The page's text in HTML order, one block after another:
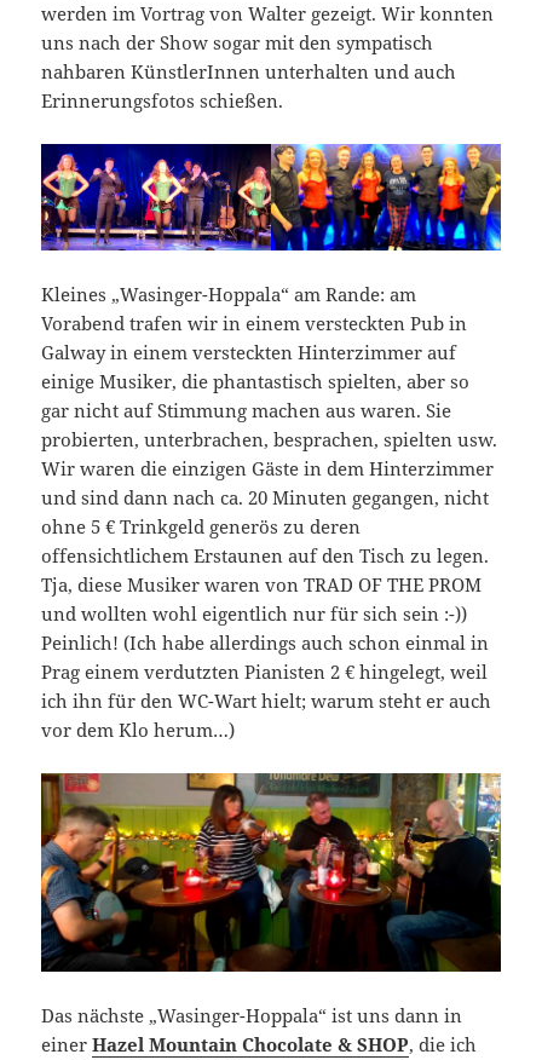
werden im Vortrag von Walter gezeigt. Wir konnten
uns nach der Show sogar mit den sympatisch
nahbaren KünstlerInnen unterhalten und auch
Erinnerungsfotos schießen.
Kleines „Wasinger-Hoppala“ am Rande: am
Vorabend trafen wir in einem versteckten Pub in
Galway in einem versteckten Hinterzimmer auf
einige Musiker, die phantastisch spielten, aber so
gar nicht auf Stimmung machen aus waren. Sie
probierten, unterbrachen, besprachen, spielten usw.
Wir waren die einzigen Gäste in dem Hinterzimmer
und sind dann nach ca. 20 Minuten gegangen, nicht
ohne 5 € Trinkgeld generös zu deren
offensichtlichem Erstaunen auf den Tisch zu legen.
Tja, diese Musiker waren von TRAD OF THE PROM
und wollten wohl eigentlich nur für sich sein :-))
Peinlich! (Ich habe allerdings auch schon einmal in
Prag einem verdutzten Pianisten 2 € hingelegt, weil
ich ihn für den WC-Wart hielt; warum steht er auch
vor dem Klo herum…)
Das nächste „Wasinger-Hoppala“ ist uns dann in
einerHazel Mountain Chocolate & SHOP, die ich